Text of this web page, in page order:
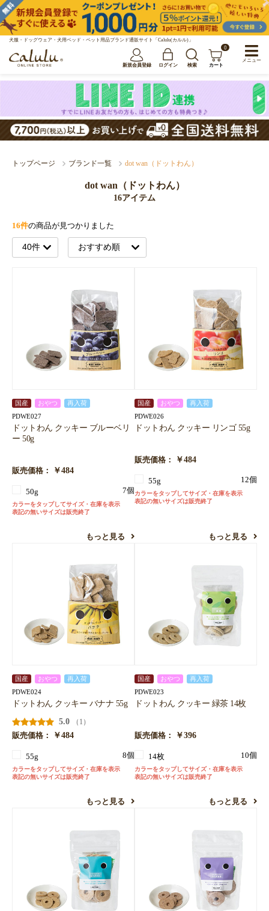
犬服・ドッグウェア・犬用ベッド・ペット用品ブランド通販サイト「Calulu(カルル)」
新規会員登録 ログイン 検索
0
カート
トップページ ブランド一覧 dot wan（ドットわん）
dot wan（ドットわん）
16アイテム
16件の商品が見つかりました
国産 おやつ 再入荷
PDWE027
ドットわん クッキー ブルーベリ
ー 50g
販売価格： ￥484
50g 7個
カラーをタップしてサイズ・在庫を表示
表記の無いサイズは販売終了
もっと見る
国産 おやつ 再入荷
PDWE026
ドットわん クッキー リンゴ 55g
販売価格： ￥484
55g 12個
カラーをタップしてサイズ・在庫を表示
表記の無いサイズは販売終了
もっと見る
国産 おやつ 再入荷
PDWE024
ドットわん クッキー バナナ 55g
5.0
（1）
販売価格：
￥484
55g 8個
カラーをタップしてサイズ・在庫を表示
表記の無いサイズは販売終了
もっと見る
国産 おやつ 再入荷
PDWE023
ドットわん クッキー 緑茶 14枚
販売価格： ￥396
14枚 10個
カラーをタップしてサイズ・在庫を表示
表記の無いサイズは販売終了
もっと見る
メニュー